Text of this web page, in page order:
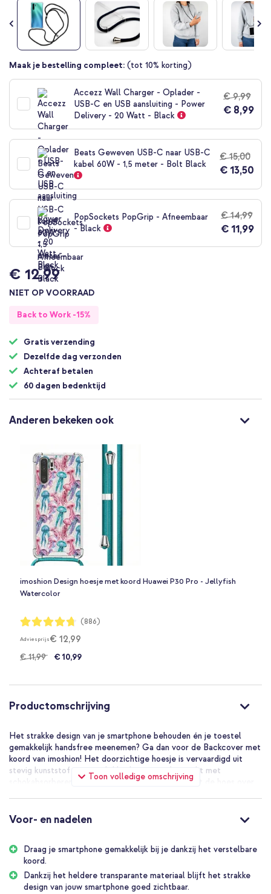
Ga
begin
van
afbeeldingen-
gallerij
Maak je bestelling compleet: (tot 10% korting)
Accezz Wall Charger - Oplader -
USB-C en USB aansluiting - Power
Delivery - 20 Watt - Black
€ 9,99
€ 8,99
Beats Geweven USB-C naar USB-C
kabel 60W - 1,5 meter - Bolt Black
€ 15,00
€ 13,50
PopSockets PopGrip - Afneembaar
- Black
€ 14,99
€ 11,99
€ 12,99
NIET OP VOORRAAD
Back to Work -15%
Gratis verzending
Dezelfde dag verzonden
Achteraf betalen
60 dagen bedenktijd
Anderen bekeken ook
imoshion Design hoesje met koord Huawei P30 Pro - Jellyfish
Watercolor
Waardering:
94%
(886)
Adviesprijs€ 12,99
€ 11,99 € 10,99
Productomschrijving
Toon volledige omschrijving
Het strakke design van je smartphone behouden én je toestel
gemakkelijk handsfree meenemen? Ga dan voor de Backcover met
koord van imoshion! Het doorzichtige hoesje is vervaardigd uit
stevig kunststof materiaal. Het hoesje is afgewerkt met
schokabsorberende, siliconen randen. Ook beschikt de hoes over
handig, verstelbaar koord. Dankzij het koord draag jij je telefoon
huishouden.
Sterk verstelbaar koord
Het koord heeft een diameter van 5mm en is gemaakt van sterk
Voor- en nadelen
Draag je smartphone gemakkelijk bij je dankzij het verstelbare
koord.
Dankzij het heldere transparante materiaal blijft het strakke
design van jouw smartphone goed zichtbaar.